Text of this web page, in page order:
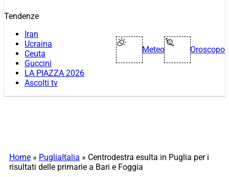
Tendenze
Iran
Ucraina
Ceuta
Guccini
LA PIAZZA 2026
Ascolti tv
Meteo Oroscopo
Home » PugliaItalia » Centrodestra esulta in Puglia per i
risultati delle primarie a Bari e Foggia